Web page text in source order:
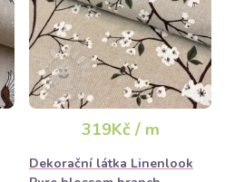
319Kč / m
Dekorační látka Linenlook